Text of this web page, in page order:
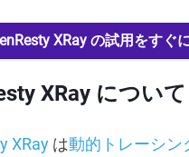
XRay の試用をすぐ
XRay について
XRay は動的トレーシン